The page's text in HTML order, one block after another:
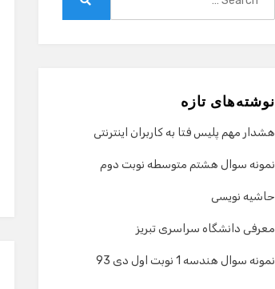
نوشته‌های تازه
هشدار مهم پلیس فتا به کاربران اینترنتی
نمونه سوال هشتم متوسطه نوبت دوم
حاشیه نویسی
معرفی دانشگاه سراسری تبریز
نمونه سوال هندسه 1 نوبت اول دی 93